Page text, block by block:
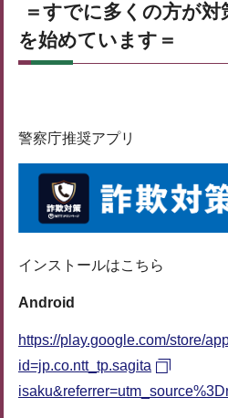
＝すでに多くの方が対
を始めています＝
警察庁推奨アプリ
インストールはこちら
Android
https://play.google.com/store/
id=jp.co.ntt_tp.sagita